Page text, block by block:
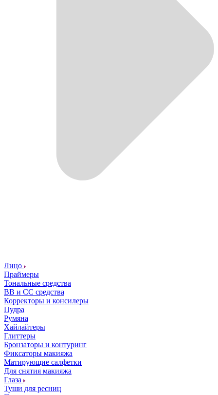
Лицо
Праймеры
Тональные средства
ВВ и СС средства
Корректоры и консилеры
Пудра
Румяна
Хайлайтеры
Глиттеры
Бронзаторы и контуринг
Фиксаторы макияжа
Матирующие салфетки
Для снятия макияжа
Глаза
Туши для ресниц